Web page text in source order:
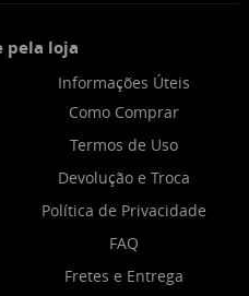
pela loja
Informações Úteis
Como Comprar
Termos de Uso
Devolução e Troca
Política de Privacidade
FAQ
Fretes e Entrega